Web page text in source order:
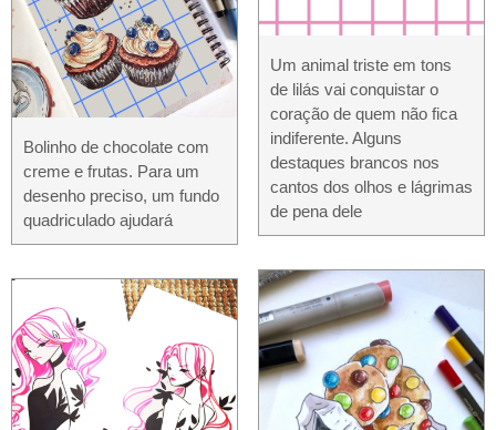
Bolinho de chocolate com
creme e frutas. Para um
desenho preciso, um fundo
quadriculado ajudará
Um animal triste em tons
de lilás vai conquistar o
coração de quem não fica
indiferente. Alguns
destaques brancos nos
cantos dos olhos e lágrimas
de pena dele